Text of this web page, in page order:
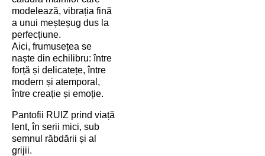
modelează, vibrația fină
a unui meșteșug dus la
perfecțiune.
Aici, frumusețea se
naște din echilibru: între
forță și delicatețe, între
modern și atemporal,
între creație și emoție.
Pantofii RUIZ prind viață
lent, în serii mici, sub
semnul răbdării și al
grijii.